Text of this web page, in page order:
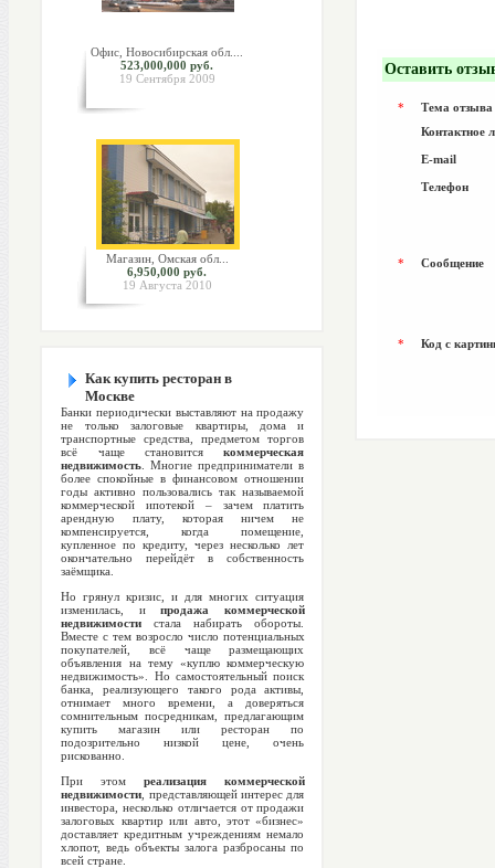
Офис, Новосибирская обл....
523,000,000 руб.
19 Сентября 2009
Магазин, Омская обл...
6,950,000 руб.
19 Августа 2010
Как купить ресторан в
Москве
Банки периодически выставляют на продажу
не только залоговые квартиры, дома и
транспортные средства, предметом торгов
всё чаще становитсякоммерческая
недвижимость . Многие предприниматели в
более спокойные в финансовом отношении
годы активно пользовались так называемой
коммерческой ипотекой – зачем платить
арендную плату, которая ничем не
компенсируется, когда помещение,
купленное по кредиту, через несколько лет
окончательно перейдёт в собственность
заёмщика.
Но грянул кризис, и для многих ситуация
изменилась, ипродажа коммерческой
недвижимости стала набирать обороты.
Вместе с тем возросло число потенциальных
покупателей, всё чаще размещающих
объявления на тему «куплю коммерческую
недвижимость». Но самостоятельный поиск
банка, реализующего такого рода активы,
отнимает много времени, а доверяться
сомнительным посредникам, предлагающим
купить магазин или ресторан по
подозрительно низкой цене, очень
рискованно.
При этом реализация коммерческой
недвижимости , представляющей интерес для
инвестора, несколько отличается от продажи
залоговых квартир или авто, этот «бизнес»
доставляет кредитным учреждениям немало
хлопот, ведь объекты залога разбросаны по
всей стране.
Оставить
*
Тема отзыва
Контактное
E-mail
Телефон
* Сообщение
* Код с